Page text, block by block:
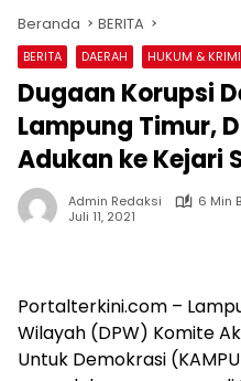
Beranda BERITA
BERITA DAERAH HUKUM &
Dugaan Korupsi
Lampung Timur,
Adukan ke Kejari
Admin Redaksi
6 Min
Juli 11, 2021
Portalterkini.com –
Wilayah (DPW) Komite
Untuk Demokrasi